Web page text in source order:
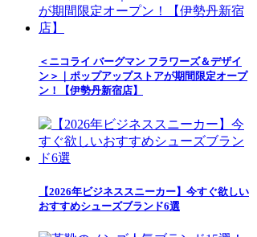
＜ニコライ バーグマン フラワーズ＆デザイ
ン＞｜ポップアップストアが期間限定オープ
ン！【伊勢丹新宿店】
【2026年ビジネススニーカー】今すぐ欲しい
おすすめシューズブランド6選